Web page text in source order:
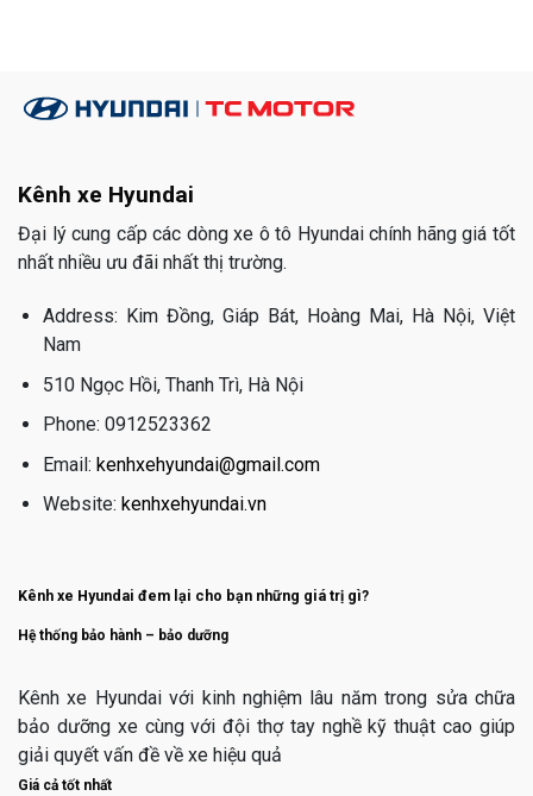
Kênh xe Hyundai
Đại lý cung cấp các dòng xe ô tô Hyundai chính hãng giá tốt
nhất nhiều ưu đãi nhất thị trường.
Address: Kim Đồng, Giáp Bát, Hoàng Mai, Hà Nội, Việt
Nam
510 Ngọc Hồi, Thanh Trì, Hà Nội
Phone: 0912523362
Email: kenhxehyundai@gmail.com
Website: kenhxehyundai.vn
Kênh xe Hyundai đem lại cho bạn những giá trị gì?
Hệ thống bảo hành – bảo dưỡng
Kênh xe Hyundai với kinh nghiệm lâu năm trong sửa chữa
bảo dưỡng xe cùng với đội thợ tay nghề kỹ thuật cao giúp
giải quyết vấn đề về xe hiệu quả
Giá cả tốt nhất